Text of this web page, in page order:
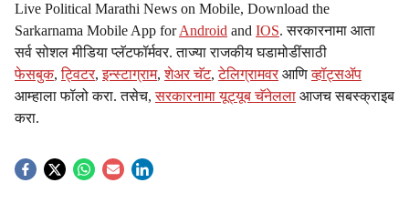
Live Political Marathi News on Mobile, Download the
Sarkarnama Mobile App forAndroid and IOS. सरकारनामा आता
सर्व सोशल मीडिया प्लॅटफॉर्मवर. ताज्या राजकीय घडामोडींसाठी
फेसबुक,ट्विटर,इन्स्टाग्राम,शेअर चॅट,टेलिग्रामवर आणिव्हॉट्सॲप
आम्हाला फॉलो करा. तसेच,सरकारनामा यूट्यूब चॅनेलला आजच सबस्क्राइब
करा.